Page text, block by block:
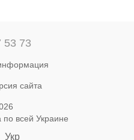
53 73
сайта
по всей Украине
Укр